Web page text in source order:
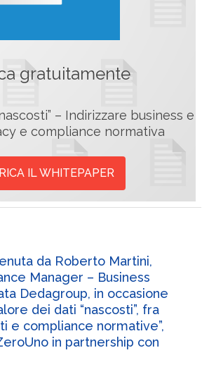
gratuitamente
– Indirizzare business e
e compliance normativa
IL WHITEPAPER
da Roberto Martini,
Manager – Business
Dedagroup, in occasione
dei dati “nascosti”, fra
e compliance normative”,
in partnership con